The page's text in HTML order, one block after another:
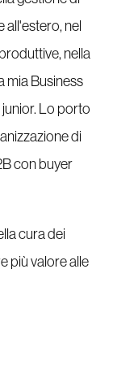
all'estero, nel
nella
mia Business
junior. Lo porto
di
con buyer
cura dei
più valore alle